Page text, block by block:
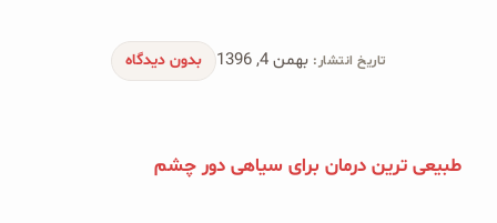
تاریخ انتشار: بهمن 4, 1396 بدون دیدگاه
طبیعی ترین درمان برای سیاهی دور چشم